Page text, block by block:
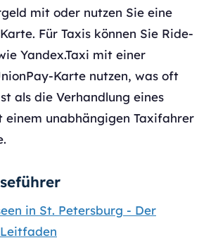
mit oder nutzen Sie eine
Für Taxis können Sie Ride-
Yandex.Taxi mit einer
Karte nutzen, was oft
als die Verhandlung eines
einem unabhängigen Taxifahrer
in St. Petersburg - Der